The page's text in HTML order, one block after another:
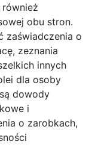
obu stron.
zaświadczenia o
zeznania
innych
dla osoby
dowody
i
o zarobkach,